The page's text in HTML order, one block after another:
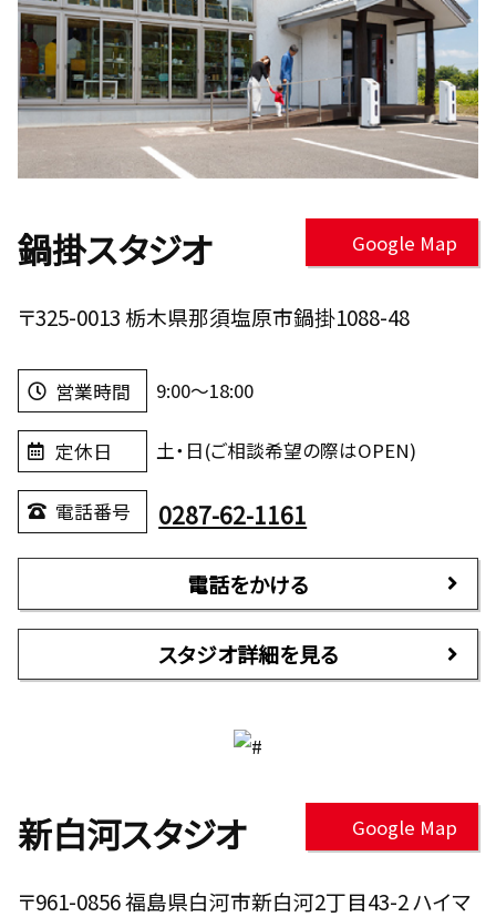
鍋掛スタジオ Google Map
〒325-0013 栃木県那須塩原市鍋掛1088-48
営業時間 9:00～18:00
定休日 土・日(ご相談希望の際はOPEN)
電話番号 0287-62-1161
電話をかける
スタジオ詳細を見る
新白河スタジオ Google Map
〒961-0856 福島県白河市新白河2丁目43-2 ハイマ